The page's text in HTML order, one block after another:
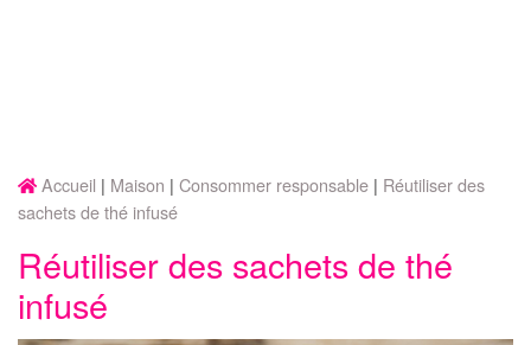
Accueil Maison Consommer responsable
Réutiliser des
sachets de thé infusé
Réutiliser des sachets de thé
infusé